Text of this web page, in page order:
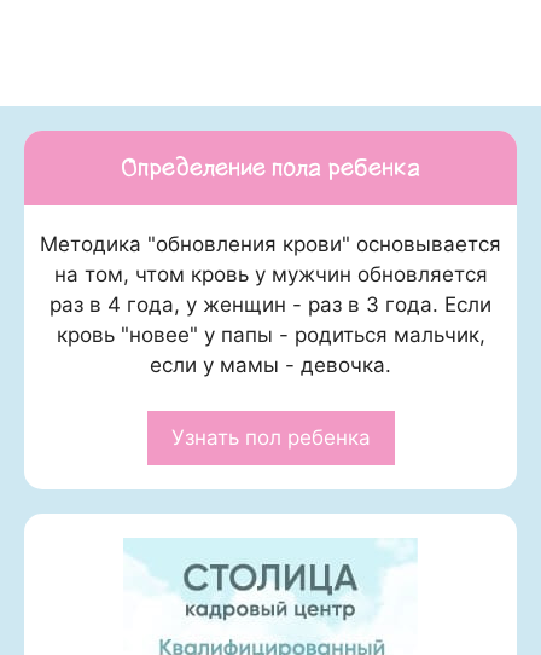
Определение пола ребенка
Методика "обновления крови" основывается
на том, чтом кровь у мужчин обновляется
раз в 4 года, у женщин - раз в 3 года. Если
кровь "новее" у папы - родиться мальчик,
если у мамы - девочка.
Узнать пол ребенка